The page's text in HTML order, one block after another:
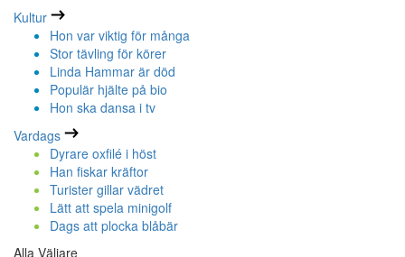
Kultur
Hon var viktig för många
Stor tävling för körer
Linda Hammar är död
Populär hjälte på bio
Hon ska dansa i tv
Vardags
Dyrare oxfilé i höst
Han fiskar kräftor
Turister gillar vädret
Lätt att spela minigolf
Dags att plocka blåbär
Alla Väljare